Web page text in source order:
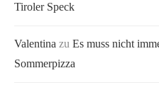
Tiroler Speck
Valentina zu Es muss nicht
Sommerpizza